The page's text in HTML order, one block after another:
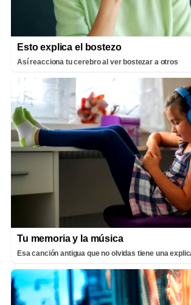
Esto explica el bostezo
Así reacciona tu cerebro al ver bostezar a otros
Tu memoria y la música
Esa canción antigua que no olvidas tiene una